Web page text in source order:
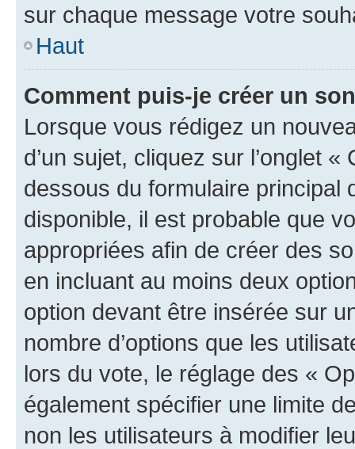
sur chaque message votre
Haut
Comment puis-je créer un
Lorsque vous rédigez un
d’un sujet, cliquez sur l’onglet
dessous du formulaire principal
disponible, il est probable que
appropriées afin de créer des
en incluant au moins deux
option devant être insérée sur
nombre d’options que les
lors du vote, le réglage des «
également spécifier une limite
non les utilisateurs à modifier